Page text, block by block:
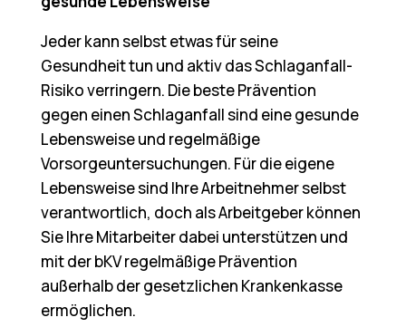
Jeder kann selbst etwas für seine
Gesundheit tun und aktiv das Schlaganfall-
Risiko verringern. Die beste Prävention
gegen einen Schlaganfall sind eine gesunde
Lebensweise und regelmäßige
Vorsorgeuntersuchungen. Für die eigene
Lebensweise sind Ihre Arbeitnehmer selbst
verantwortlich, doch als Arbeitgeber können
Sie Ihre Mitarbeiter dabei unterstützen und
mit der bKV regelmäßige Prävention
außerhalb der gesetzlichen Krankenkasse
ermöglichen.